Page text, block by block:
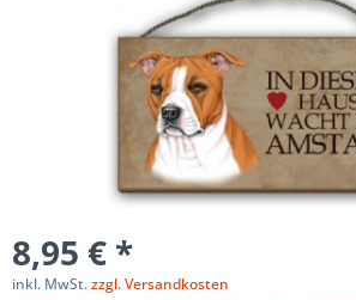
8,95 € *
inkl. MwSt.zzgl. Versandkosten